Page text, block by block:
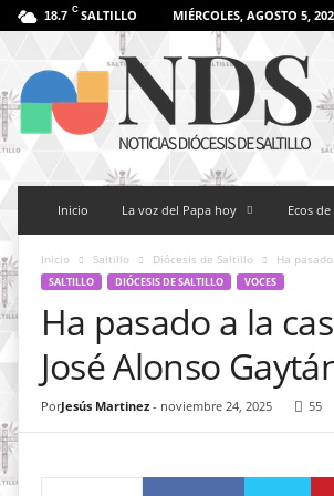
18.7 C SALTILLO MIÉRCOLES, AGOSTO 5,
t
a
D
i
d
e
Inicio La voz del Papa hoy Ecos
Inicio Saltillo Diócesis de Saltillo Ha
SALTILLO DIÓCESIS DE SALTILLO VOCES
Ha pasado a la
José Alonso
PorJesús Martinez- noviembre 24, 2025 55